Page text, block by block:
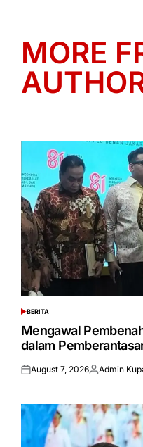
MORE
POSTED
IN
BERITA
Mengawal
dalam
Posted
August 7, 2026Posted
Admin